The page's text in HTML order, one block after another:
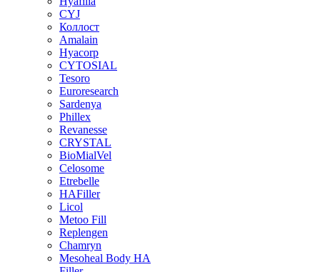
CYJ
Коллост
Amalain
Hyacorp
CYTOSIAL
Tesoro
Euroresearch
Sardenya
Phillex
Revanesse
CRYSTAL
BioMialVel
Celosome
Etrebelle
HAFiller
Licol
Metoo Fill
Replengen
Chamryn
Mesoheal Body HA